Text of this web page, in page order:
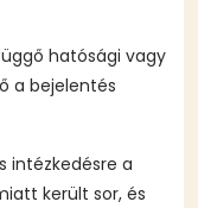
hatósági vagy
a bejelentés
intézkedésre a
került sor, és